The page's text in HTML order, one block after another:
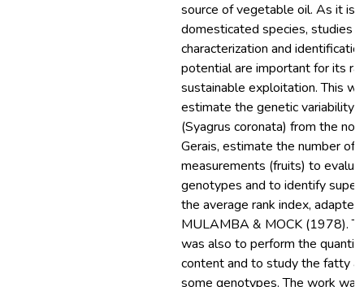
source of vegetable oil. As it is
domesticated species, studies
characterization and
potential are important for its
sustainable exploitation. This
estimate the genetic variability
(Syagrus coronata) from the
Gerais, estimate the number of
measurements (fruits) to
genotypes and to identify
the average rank index,
MULAMBA & MOCK (1978).
was also to perform the
content and to study the fatty
some genotypes. The work